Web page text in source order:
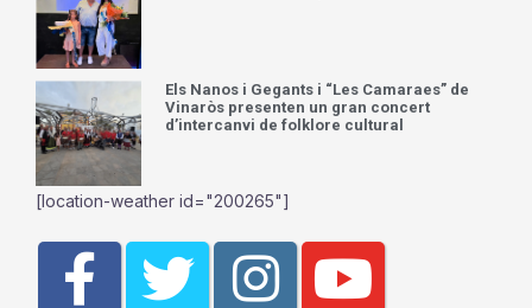
Els Nanos i Gegants i “Les Camaraes” de
Vinaròs presenten un gran concert
d’intercanvi de folklore cultural
[location-weather id="200265"]